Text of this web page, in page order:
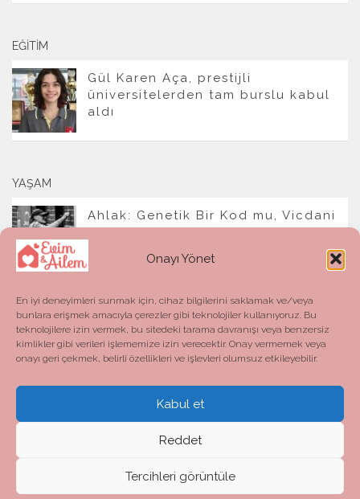
Onayı Yönet
En iyi deneyimleri sunmak için, cihaz bilgilerini saklamak ve/veya
bunlara erişmek amacıyla çerezler gibi teknolojiler kullanıyoruz. Bu
teknolojilere izin vermek, bu sitedeki tarama davranışı veya benzersiz
kimlikler gibi verileri işlememize izin verecektir. Onay vermemek veya
onayı geri çekmek, belirli özellikleri ve işlevleri olumsuz etkileyebilir.
Kabul et
Reddet
Tercihleri görüntüle
EĞITIM
Gül Karen Aça, prestijli
üniversitelerden tam burslu kabul
aldı
YAŞAM
Ahlak: Genetik Bir Kod mu, Vicdani
Evim ve Ailem © 2026. All Rights Reserved.